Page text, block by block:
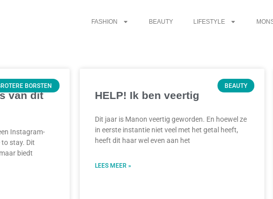
FASHION BEAUTY LIFESTYLE
BORSTEN
van dit
Instagram-
stay. Dit
biedt
BEAUTY
HELP! Ik ben veertig
Dit jaar is Manon veertig geworden. En hoewel ze
in eerste instantie niet veel met het getal heeft,
heeft dit haar wel even aan het
LEES MEER »